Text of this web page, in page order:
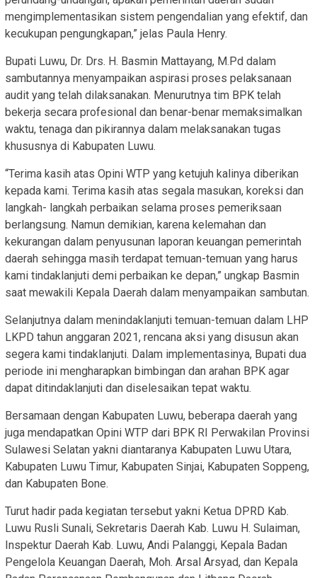
mengimplementasikan sistem pengendalian yang efektif, dan
kecukupan pengungkapan,” jelas Paula Henry.
Bupati Luwu, Dr. Drs. H. Basmin Mattayang, M.Pd dalam
sambutannya menyampaikan aspirasi proses pelaksanaan
audit yang telah dilaksanakan. Menurutnya tim BPK telah
bekerja secara profesional dan benar-benar memaksimalkan
waktu, tenaga dan pikirannya dalam melaksanakan tugas
khususnya di Kabupaten Luwu.
“Terima kasih atas Opini WTP yang ketujuh kalinya diberikan
kepada kami. Terima kasih atas segala masukan, koreksi dan
langkah- langkah perbaikan selama proses pemeriksaan
berlangsung. Namun demikian, karena kelemahan dan
kekurangan dalam penyusunan laporan keuangan pemerintah
daerah sehingga masih terdapat temuan-temuan yang harus
kami tindaklanjuti demi perbaikan ke depan,” ungkap Basmin
saat mewakili Kepala Daerah dalam menyampaikan sambutan.
Selanjutnya dalam menindaklanjuti temuan-temuan dalam LHP
LKPD tahun anggaran 2021, rencana aksi yang disusun akan
segera kami tindaklanjuti. Dalam implementasinya, Bupati dua
periode ini mengharapkan bimbingan dan arahan BPK agar
dapat ditindaklanjuti dan diselesaikan tepat waktu.
Bersamaan dengan Kabupaten Luwu, beberapa daerah yang
juga mendapatkan Opini WTP dari BPK RI Perwakilan Provinsi
Sulawesi Selatan yakni diantaranya Kabupaten Luwu Utara,
Kabupaten Luwu Timur, Kabupaten Sinjai, Kabupaten Soppeng,
dan Kabupaten Bone.
Turut hadir pada kegiatan tersebut yakni Ketua DPRD Kab.
Luwu Rusli Sunali, Sekretaris Daerah Kab. Luwu H. Sulaiman,
Inspektur Daerah Kab. Luwu, Andi Palanggi, Kepala Badan
Pengelola Keuangan Daerah, Moh. Arsal Arsyad, dan Kepala